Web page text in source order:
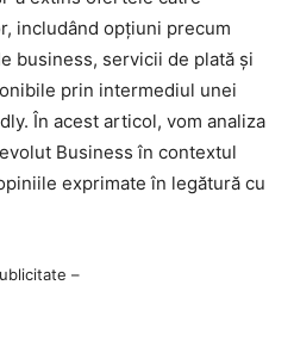
includând opțiuni precum
business, servicii de plată și
prin intermediul unei
În acest articol, vom analiza
Business în contextul
exprimate în legătură cu
–